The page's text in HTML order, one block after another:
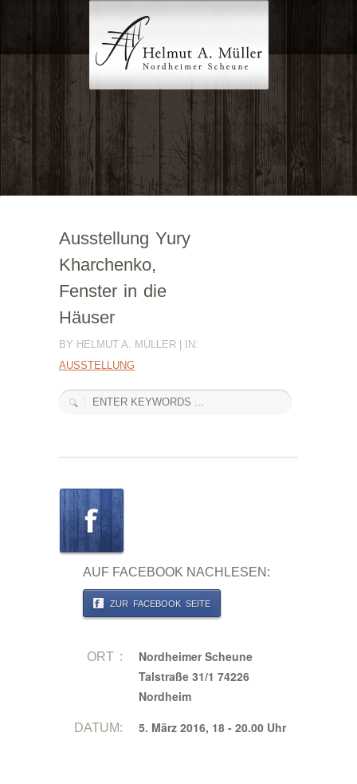
Ausstellung Yury
Kharchenko,
Fenster in die
Häuser
BY HELMUT A. MÜLLER | IN:
AUSSTELLUNG
AUF FACEBOOK NACHLESEN:
ZUR FACEBOOK SEITE
ORT :
Nordheimer Scheune
Talstraße 31/1 74226
Nordheim
DATUM: 5. März 2016, 18 - 20.00 Uhr